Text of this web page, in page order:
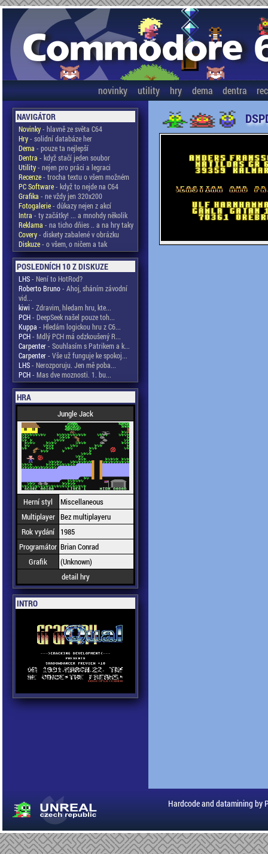
novinky utility hry dema dentra
NAVIGÁTOR
Novinky- hlavně ze světa C64
Hry- solidní databáze her
Dema - pouze ta nejlepší
Dentra - když stačí jeden soubor
Utility- nejen pro práci a legraci
Recenze- trocha textu o všem možném
PC Software- když to nejde na C64
Grafika - ne vždy jen 320x200
Fotogalerie- důkazy nejen z akcí
Intra - ty začátky! ... a mnohdy několik
Reklama - na ticho dňies .. a na hry taky
Covery- diskety zabalené v obrázku
Diskuze- o všem, o ničem a tak
POSLEDNÍCH 10 Z DISKUZE
LHS- Není to HotRod?
Roberto Bruno- Ahoj, sháním závodní
vid...
kiwi - Zdravim, hledam hru, kte...
PCH- DeepSeek našel pouze toh...
Kuppa - Hledám logickou hru z C6...
PCH- Mdlý PCH má odzkoušený R...
Carpenter- Souhlasím s Patrikem a k...
Carpenter- Vše už funguje ke spokoj...
LHS- Nerozporuju. Jen mě poba...
PCH- Mas dve moznosti. 1. bu...
HRA
Jungle Jack
Herní styl
Miscellaneous
Multiplayer Bez multiplayeru
Rok vydání
1985
Programátor Brian Conrad
Grafik
(Unknown)
detail hry
INTRO
Hardcode and datamining by